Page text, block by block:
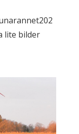
lite bilder